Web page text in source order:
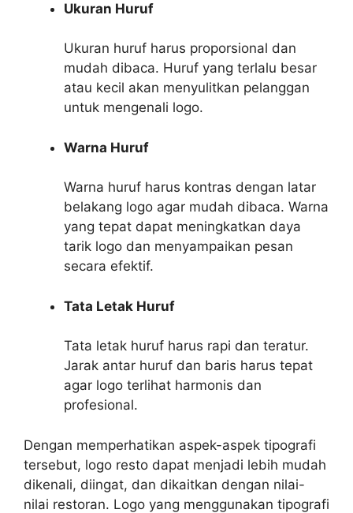
Ukuran Huruf
Ukuran huruf harus proporsional dan
mudah dibaca. Huruf yang terlalu besar
atau kecil akan menyulitkan pelanggan
untuk mengenali logo.
Warna Huruf
Warna huruf harus kontras dengan latar
belakang logo agar mudah dibaca. Warna
yang tepat dapat meningkatkan daya
tarik logo dan menyampaikan pesan
secara efektif.
Tata Letak Huruf
Tata letak huruf harus rapi dan teratur.
Jarak antar huruf dan baris harus tepat
agar logo terlihat harmonis dan
profesional.
Dengan memperhatikan aspek-aspek tipografi
tersebut, logo resto dapat menjadi lebih mudah
dikenali, diingat, dan dikaitkan dengan nilai-
nilai restoran. Logo yang menggunakan tipografi